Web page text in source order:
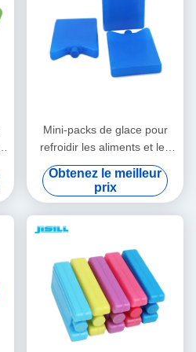
Mini-packs de glace pour
refroidir les aliments et les
boissons dans les boîtes à
lunch, les pique-niques et
plus encore. Polyvalents,
portables et réutilisables
pour le camping, la pêche et
plus encore.
Obtenez le meilleur
prix